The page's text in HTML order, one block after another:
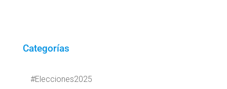
Categorías
#Elecciones2025